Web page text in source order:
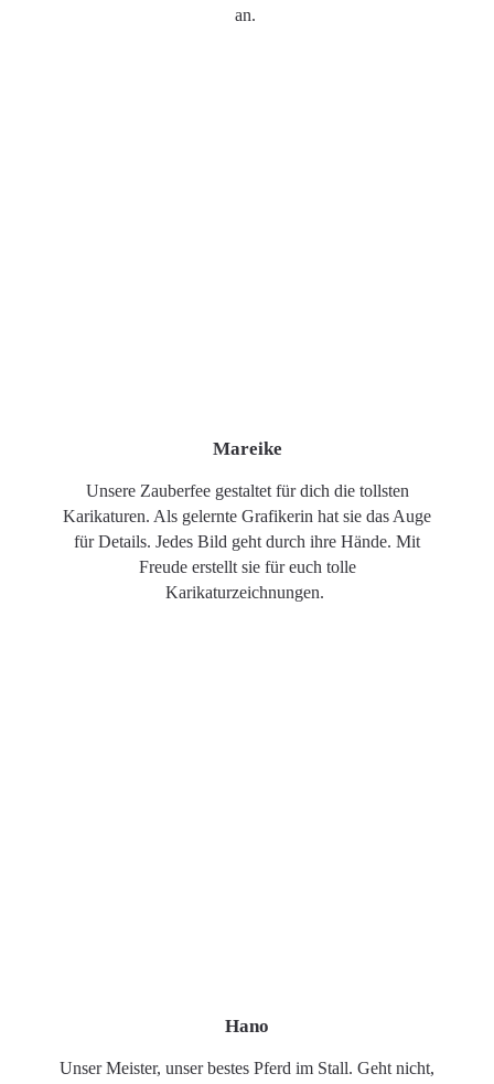
an.
Mareike
Unsere Zauberfee gestaltet für dich die tollsten
Karikaturen. Als gelernte Grafikerin hat sie das Auge
für Details. Jedes Bild geht durch ihre Hände. Mit
Freude erstellt sie für euch tolle
Karikaturzeichnungen.
Hano
Unser Meister, unser bestes Pferd im Stall. Geht nicht,